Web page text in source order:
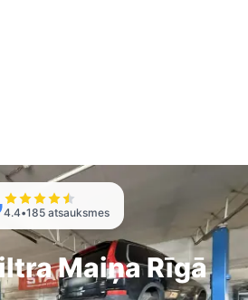
4.4•185 atsauksmes
Maiņa Rīgā